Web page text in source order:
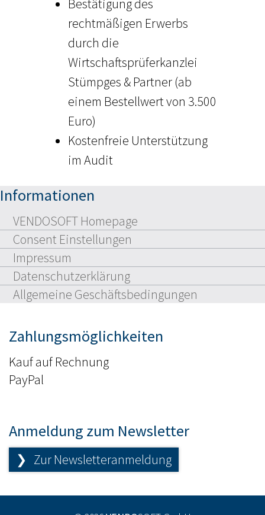
Bestätigung des
rechtmäßigen Erwerbs
durch die
Wirtschaftsprüferkanzlei
Stümpges & Partner (ab
einem Bestellwert von 3.500
Euro)
Kostenfreie Unterstützung
im Audit
Informationen
VENDOSOFT Homepage
Consent Einstellungen
Impressum
Datenschutzerklärung
Allgemeine Geschäftsbedingungen
Zahlungsmöglichkeiten
Kauf auf Rechnung
PayPal
Anmeldung zum Newsletter
❯ Zur Newsletteranmeldung